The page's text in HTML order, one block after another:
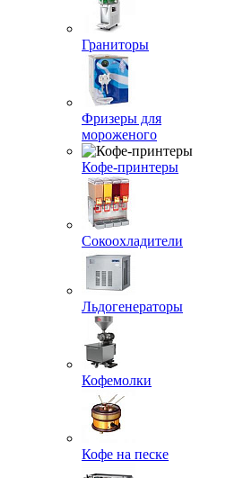
Граниторы
Фризеры для
мороженого
Кофе-принтеры
Сокоохладители
Льдогенераторы
Кофемолки
Кофе на песке